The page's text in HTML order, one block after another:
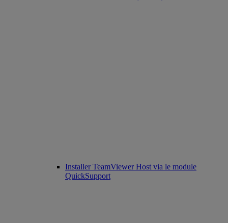
Installer TeamViewer Host via le module
QuickSupport